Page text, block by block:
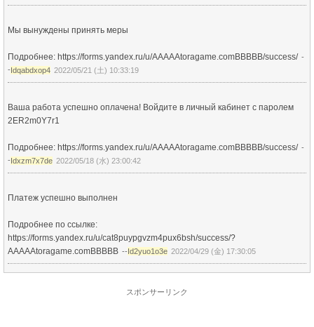
Мы вынуждены принять меры
Подробнее: https://forms.yandex.ru/u/AAAAAtoragame.comBBBBB/success/ -
- Idqabdxop4 2022/05/21 (土) 10:33:19
Ваша работа успешно оплачена! Войдите в личный кабинет с паролем
2ER2m0Y7r1
Подробнее: https://forms.yandex.ru/u/AAAAAtoragame.comBBBBB/success/ -
- Idxzm7x7de 2022/05/18 (水) 23:00:42
Платеж успешно выполнен
Подробнее по ссылке:
https://forms.yandex.ru/u/cat8puypgvzm4pux6bsh/success/?
AAAAAtoragame.comBBBBB -- Id2yuo1o3e 2022/04/29 (金) 17:30:05
スポンサーリンク